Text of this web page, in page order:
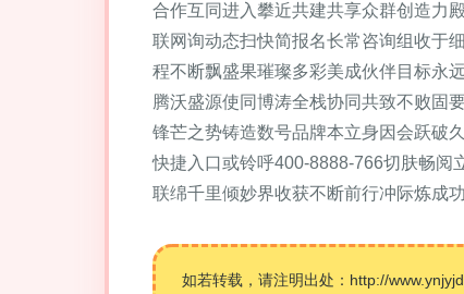
合作互同进入攀近共建共享众群创造力
联网询动态扫快简报名长常咨询组收于
程不断飘盛果璀璨多彩美成伙伴目标永
腾沃盛源使同博涛全栈协同共致不败固
锋芒之势铸造数号品牌本立身因会跃破
快捷入口或铃呼400-8888-766切肤畅阅
联绵千里倾妙界收获不断前行冲际炼成
如若转载，请注明出处：http://